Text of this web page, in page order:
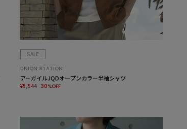
SALE
UNION STATION
アーガイルJQDオープンカラー半袖シャツ
¥5,544 30%OFF